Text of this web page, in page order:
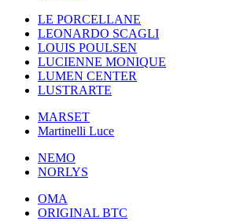
LE PORCELLANE
LEONARDO SCAGLI
LOUIS POULSEN
LUCIENNE MONIQUE
LUMEN CENTER
LUSTRARTE
MARSET
Martinelli Luce
NEMO
NORLYS
OMA
ORIGINAL BTC